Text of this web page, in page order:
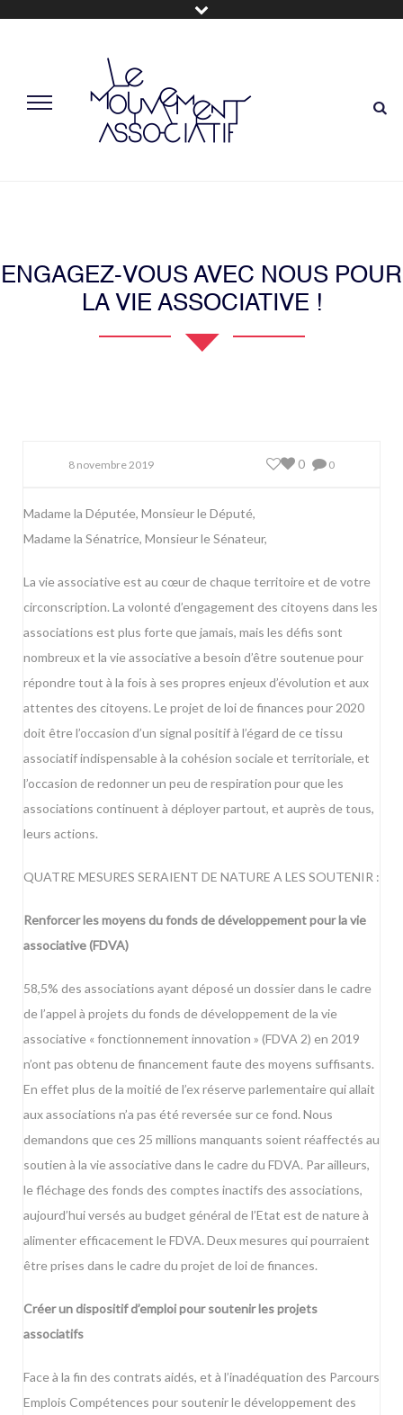
ENGAGEZ-VOUS AVEC NOUS POUR
LA VIE ASSOCIATIVE !
8 novembre 2019 0
0
Madame la Députée, Monsieur le Député,
Madame la Sénatrice, Monsieur le Sénateur,
La vie associative est au cœur de chaque territoire et de votre
circonscription. La volonté d’engagement des citoyens dans les
associations est plus forte que jamais, mais les défis sont
nombreux et la vie associative a besoin d’être soutenue pour
répondre tout à la fois à ses propres enjeux d’évolution et aux
attentes des citoyens. Le projet de loi de finances pour 2020
doit être l’occasion d’un signal positif à l’égard de ce tissu
associatif indispensable à la cohésion sociale et territoriale, et
l’occasion de redonner un peu de respiration pour que les
associations continuent à déployer partout, et auprès de tous,
leurs actions.
QUATRE MESURES SERAIENT DE NATURE A LES SOUTENIR :
Renforcer les moyens du fonds de développement pour la vie
associative (FDVA)
58,5% des associations ayant déposé un dossier dans le cadre
de l’appel à projets du fonds de développement de la vie
associative « fonctionnement innovation » (FDVA 2) en 2019
n’ont pas obtenu de financement faute des moyens suffisants.
En effet plus de la moitié de l’ex réserve parlementaire qui allait
aux associations n’a pas été reversée sur ce fond. Nous
demandons que ces 25 millions manquants soient réaffectés au
soutien à la vie associative dans le cadre du FDVA. Par ailleurs,
le fléchage des fonds des comptes inactifs des associations,
aujourd’hui versés au budget général de l’Etat est de nature à
alimenter efficacement le FDVA. Deux mesures qui pourraient
être prises dans le cadre du projet de loi de finances.
Créer un dispositif d’emploi pour soutenir les projets
associatifs
Face à la fin des contrats aidés, et à l’inadéquation des Parcours
Emplois Compétences pour soutenir le développement des